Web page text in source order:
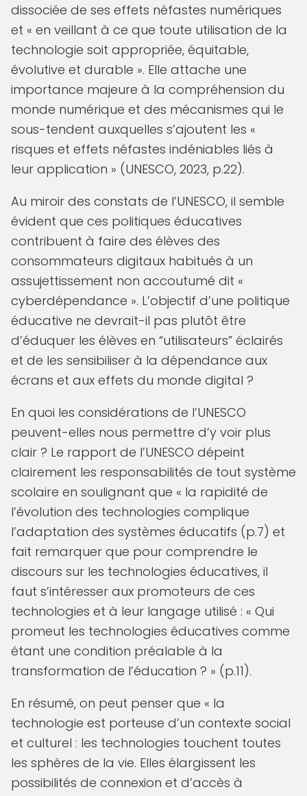
dissociée de ses effets néfastes numériques
et « en veillant à ce que toute utilisation de la
technologie soit appropriée, équitable,
évolutive et durable ». Elle attache une
importance majeure à la compréhension du
monde numérique et des mécanismes qui le
sous-tendent auxquelles s’ajoutent les «
risques et effets néfastes indéniables liés à
leur application » (UNESCO, 2023, p.22).
Au miroir des constats de l’UNESCO, il semble
évident que ces politiques éducatives
contribuent à faire des élèves des
consommateurs digitaux habitués à un
assujettissement non accoutumé dit «
cyberdépendance ». L’objectif d’une politique
éducative ne devrait-il pas plutôt être
d’éduquer les élèves en “utilisateurs” éclairés
et de les sensibiliser à la dépendance aux
écrans et aux effets du monde digital ?
En quoi les considérations de l’UNESCO
peuvent-elles nous permettre d’y voir plus
clair ? Le rapport de l’UNESCO dépeint
clairement les responsabilités de tout système
scolaire en soulignant que « la rapidité de
l’évolution des technologies complique
l’adaptation des systèmes éducatifs (p.7) et
fait remarquer que pour comprendre le
discours sur les technologies éducatives, il
faut s’intéresser aux promoteurs de ces
technologies et à leur langage utilisé : « Qui
promeut les technologies éducatives comme
étant une condition préalable à la
transformation de l’éducation ? » (p.11).
En résumé, on peut penser que « la
technologie est porteuse d’un contexte social
et culturel : les technologies touchent toutes
les sphères de la vie. Elles élargissent les
possibilités de connexion et d’accès à